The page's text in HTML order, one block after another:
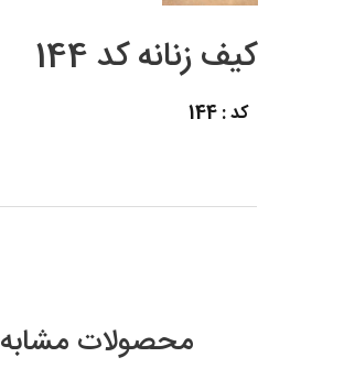
کیف زنانه کد 144
کد : 144
محصولات مشابه